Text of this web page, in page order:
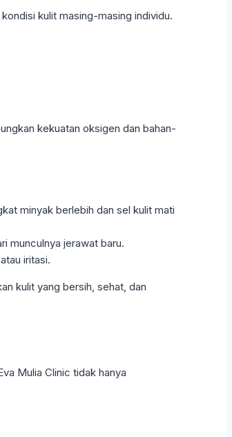
kulit masing-masing individu.
kekuatan oksigen dan bahan-
minyak berlebih dan sel kulit mati
munculnya jerawat baru.
iritasi.
kulit yang bersih, sehat, dan
Mulia Clinic tidak hanya